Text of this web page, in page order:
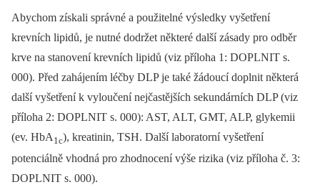
Abychom získali správné a použitelné výsledky vyšetření
krevních lipidů, je nutné dodržet některé další zásady pro odběr
krve na stanovení krevních lipidů (viz příloha 1: DOPLNIT s.
000). Před zahájením léčby DLP je také žádoucí doplnit některá
další vyšetření k vyloučení nejčastějších sekundárních DLP (viz
příloha 2: DOPLNIT s. 000): AST, ALT, GMT, ALP, glykemii
(ev. HbA 1c), kreatinin, TSH. Další laboratorní vyšetření
potenciálně vhodná pro zhodnocení výše rizika (viz příloha č. 3:
DOPLNIT s. 000).